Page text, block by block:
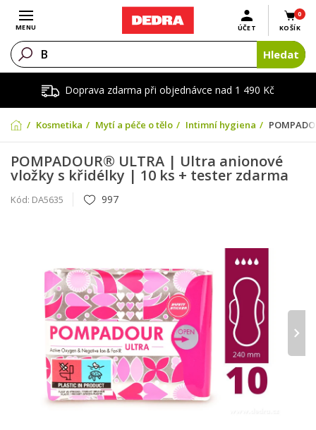
Doprava zdarma při objednávce nad 1 490 Kč
Otevřít menu
MENU
0
KOŠÍK
ÚČET
Hledat
Kosmetika Mytí a péče o tělo Intimní hygiena
POMPADOUR® ULTRA | Ultra anionové
vložky s křidélky | 10 ks + tester zdarma
Kód: DA5635 997
›